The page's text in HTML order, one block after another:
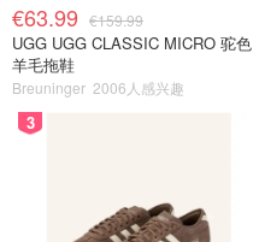
€63.99 €159.99
UGG UGG CLASSIC MICRO 驼色
羊毛拖鞋
Breuninger 2006人感兴趣
3